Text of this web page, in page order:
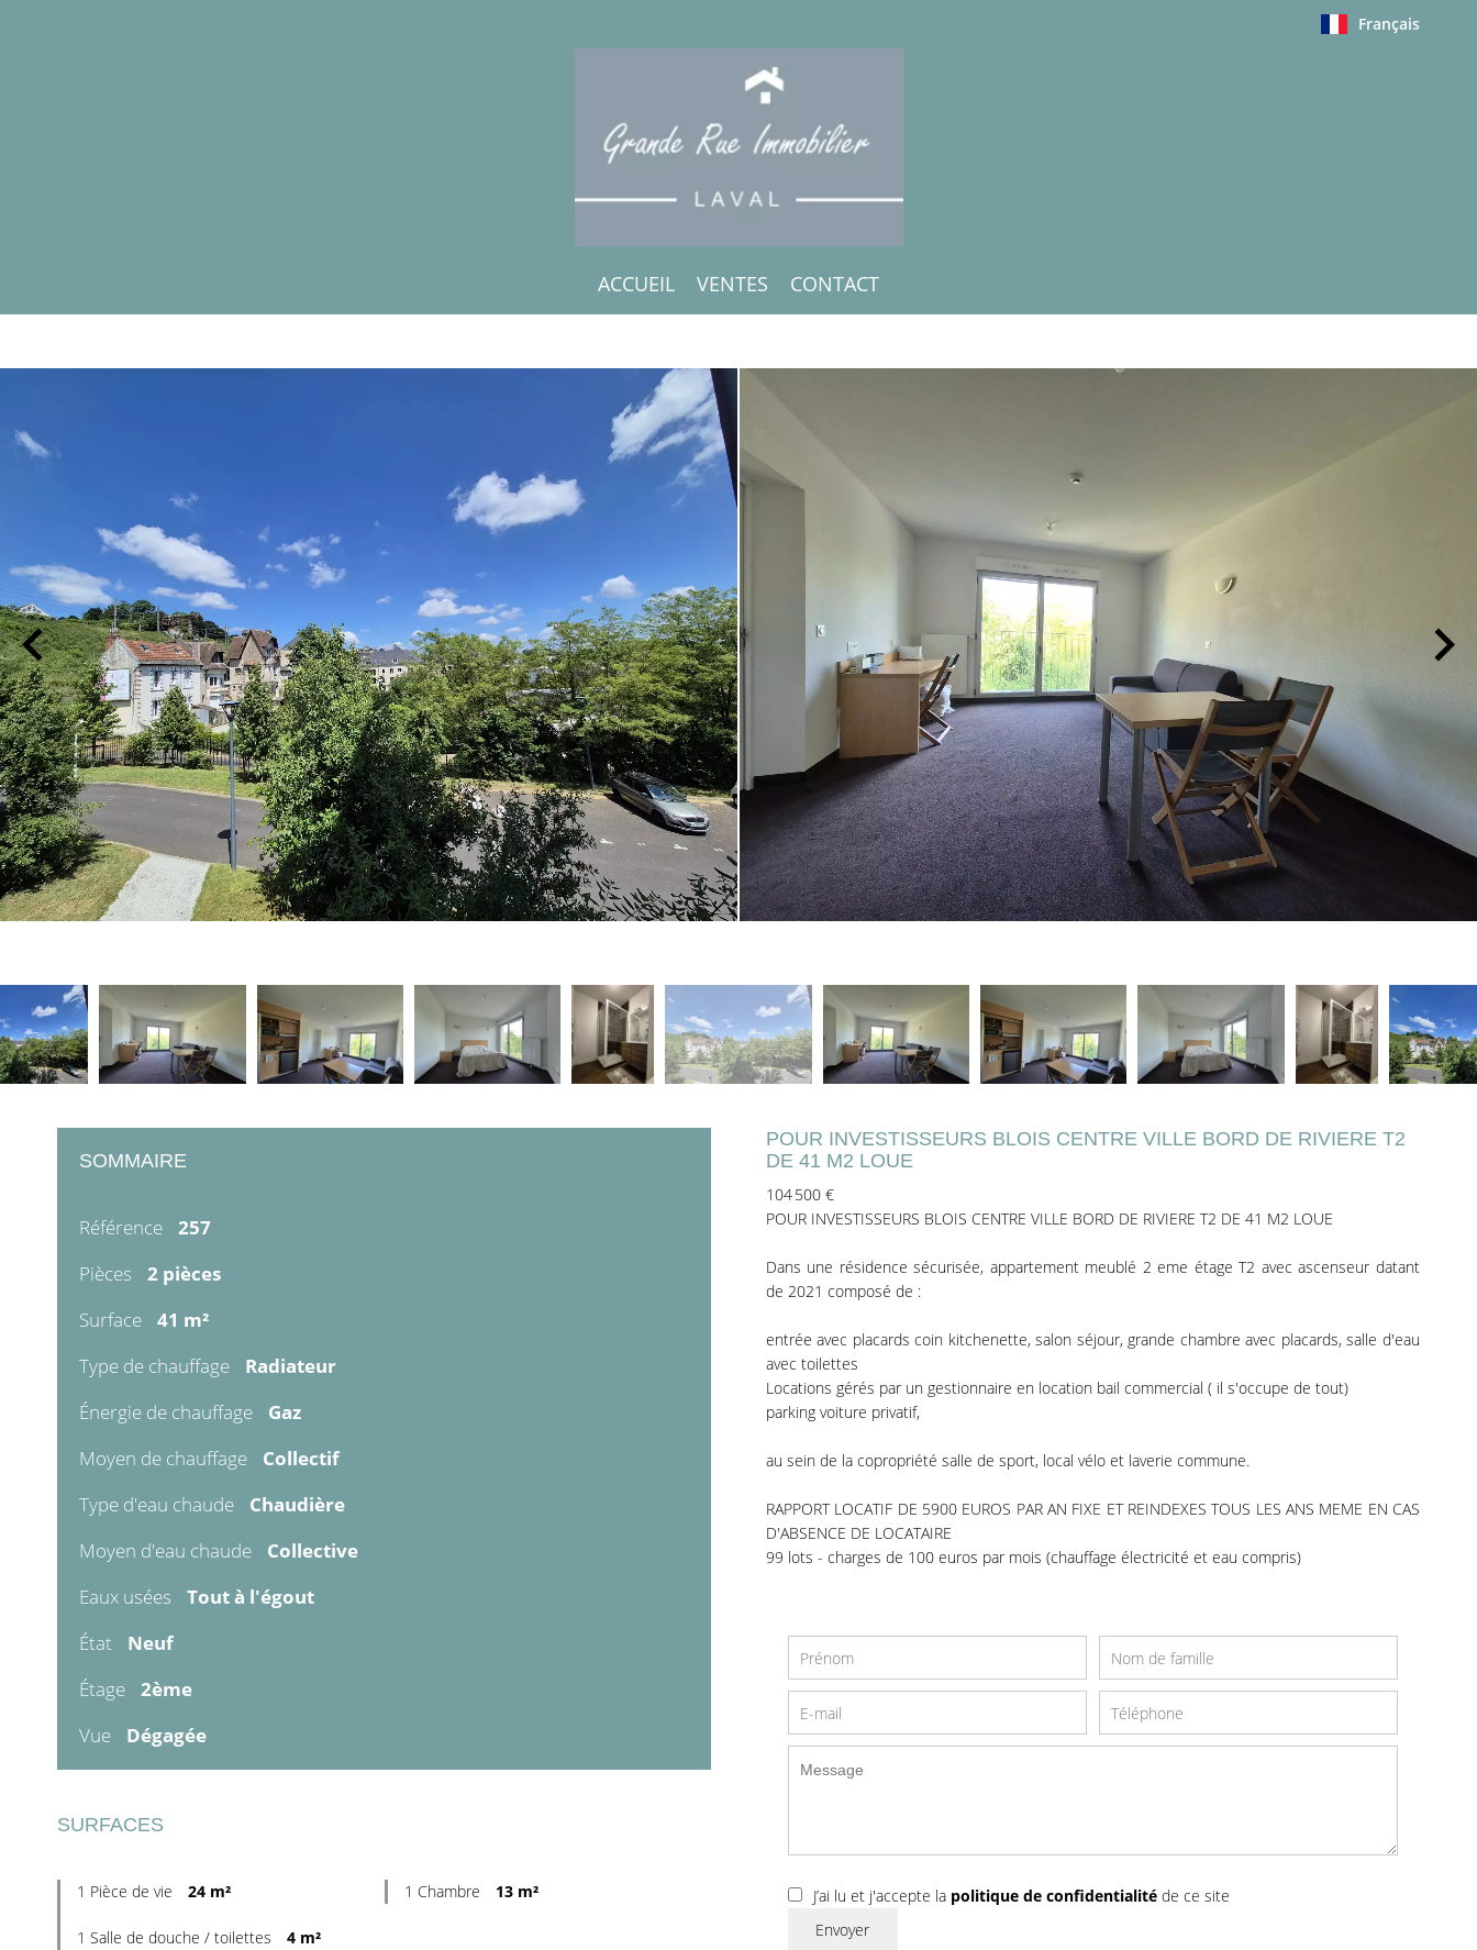
Français
ACCUEIL VENTES CONTACT
SOMMAIRE
Référence
257
Pièces
2 pièces
Surface
41 m²
Type de chauffage
Radiateur
Énergie de chauffage
Gaz
Moyen de chauffage
Collectif
Type d'eau chaude
Chaudière
Moyen d'eau chaude
Collective
Eaux usées
Tout à l'égout
État
Neuf
Étage
2ème
Vue
Dégagée
SURFACES
1 Pièce de vie 24 m² 1 Chambre 13 m²
1 Salle de douche / toilettes 4 m²
POUR INVESTISSEURS BLOIS CENTRE VILLE BORD DE RIVIERE T2
DE 41 M2 LOUE
104 500 €
POUR INVESTISSEURS BLOIS CENTRE VILLE BORD DE RIVIERE T2 DE 41 M2 LOUE
Dans une résidence sécurisée, appartement meublé 2 eme étage T2 avec ascenseur datant
de 2021 composé de :
entrée avec placards coin kitchenette, salon séjour, grande chambre avec placards, salle d'eau
avec toilettes
Locations gérés par un gestionnaire en location bail commercial ( il s'occupe de tout)
parking voiture privatif,
au sein de la copropriété salle de sport, local vélo et laverie commune.
RAPPORT LOCATIF DE 5900 EUROS PAR AN FIXE ET REINDEXES TOUS LES ANS MEME EN CAS
D'ABSENCE DE LOCATAIRE
99 lots - charges de 100 euros par mois (chauffage électricité et eau compris)
J’ai lu et j'accepte la politique de confidentialitéde ce site
Envoyer